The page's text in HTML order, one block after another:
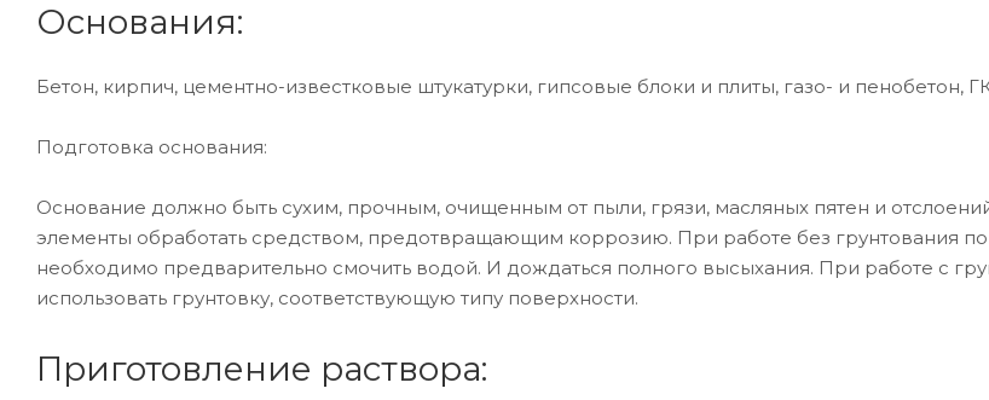
Основания:
Бетон, кирпич, цементно-известковые штукатурки, гипсовые блоки и плиты, газо- и пенобетон,
Подготовка основания:
Основание должно быть сухим, прочным, очищенным от пыли, грязи, масляных пятен и
элементы обработать средством, предотвращающим коррозию. При работе без грунтования
необходимо предварительно смочить водой. И дождаться полного высыхания. При работе с
использовать грунтовку, соответствующую типу поверхности.
Приготовление раствора: